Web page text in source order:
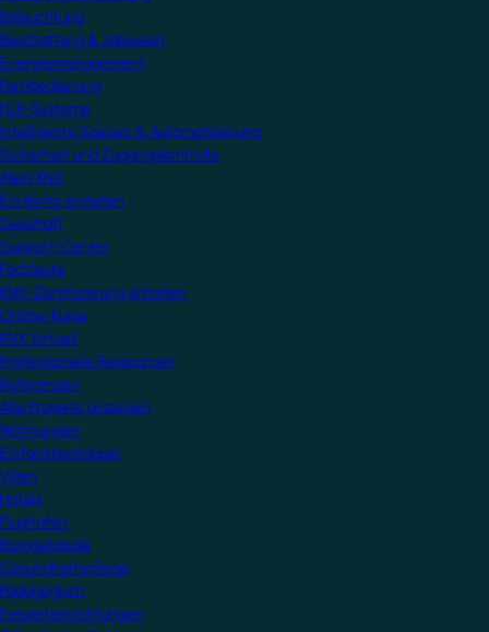
Beleuchtung
Beschattung & Jalousien
Energiemanagement
Fernbedienung
HLK-Systeme
Intelligente Szenen & Automatisierung
Sicherheit und Zugangskontrolle
Mein KNX
Ein Konto erstellen
Geschäft
Support-Center
Fachleute
KNX-Zertifizierung erhalten
Online-Kurse
KNX Virtuell
Professionelle Ressourcen
Referenzen
Alle Projekte anzeigen
Wohnungen
Einfamilienhäuser
Villen
Hotels
Flughäfen
Bürogebäude
Gesundheitspflege
Pädagogisch
Freizeiteinrichtungen